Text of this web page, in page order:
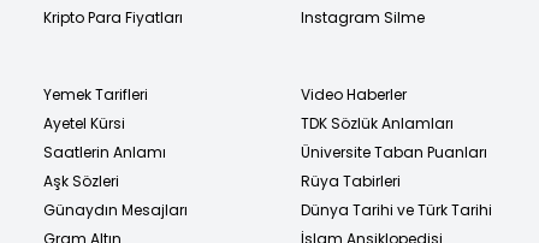
Kripto Para Fiyatları
Instagram Silme
Yemek Tarifleri
Ayetel Kürsi
Saatlerin Anlamı
Aşk Sözleri
Günaydın Mesajları
Gram Altın
Video Haberler
TDK Sözlük Anlamları
Üniversite Taban Puanları
Rüya Tabirleri
Dünya Tarihi ve Türk Tarihi
İslam Ansiklopedisi